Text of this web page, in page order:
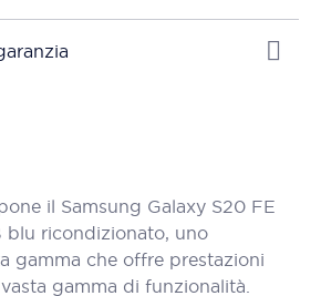
il Samsung Galaxy S20 FE
blu ricondizionato, uno
gamma che offre prestazioni
gamma di funzionalità.